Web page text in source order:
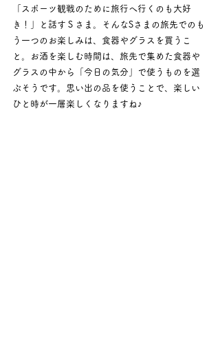
「スポーツ観戦のために旅行へ行くのも大好
き！」と話すＳさま。そんなSさまの旅先でのも
う一つのお楽しみは、食器やグラスを買うこ
と。お酒を楽しむ時間は、旅先で集めた食器や
グラスの中から「今日の気分」で使うものを選
ぶそうです。思い出の品を使うことで、楽しい
ひと時が一層楽しくなりますね♪